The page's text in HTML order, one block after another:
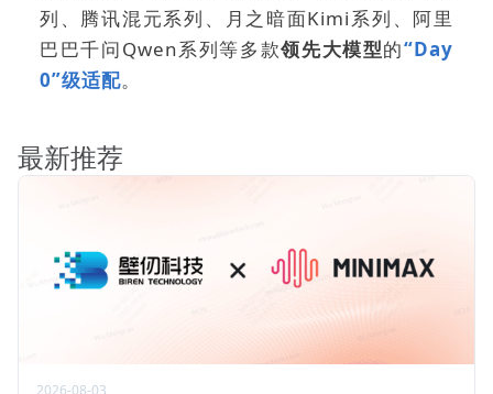
列、腾讯混元系列、月之暗面Kimi系列、阿里
巴巴千问Qwen系列等多款领先大模型的“Day
0”级适配。
最新推荐
2026-08-03